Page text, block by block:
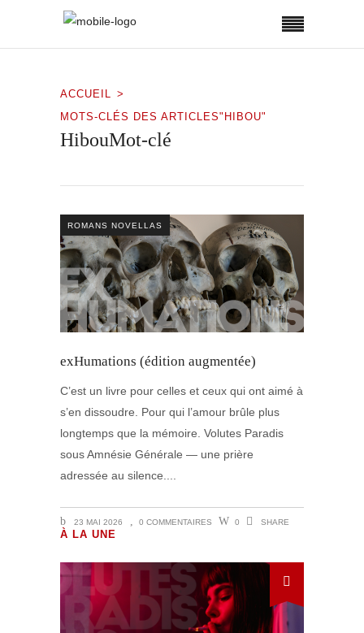
ACCUEIL
MOTS-CLÉS DES ARTICLES"HIBOU"
HibouMot-clé
ROMANS NOVELLAS
exHumations (édition augmentée)
C’est un livre pour celles et ceux qui ont aimé à
s’en dissoudre. Pour qui l’amour brûle plus
longtemps que la mémoire. Volutes Paradis
sous Amnésie Générale — une prière
adressée au silence.
23 MAI 2026 0 COMMENTAIRES 0 SHARE
À LA UNE